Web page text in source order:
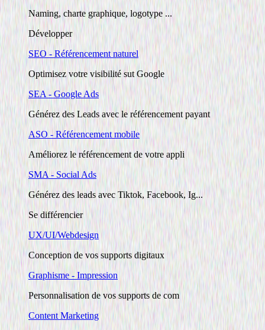
Naming, charte graphique, logotype ...
Développer
SEO - Référencement naturel
Optimisez votre visibilité sut Google
SEA - Google Ads
Générez des Leads avec le référencement payant
ASO - Référencement mobile
Améliorez le référencement de votre appli
SMA - Social Ads
Générez des leads avec Tiktok, Facebook, Ig...
Se différencier
UX/UI/Webdesign
Conception de vos supports digitaux
Graphisme - Impression
Personnalisation de vos supports de com
Content Marketing